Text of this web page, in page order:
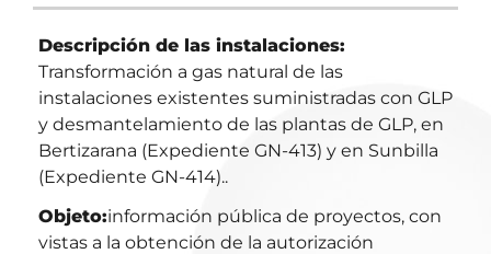
Descripción de las instalaciones:
Transformación a gas natural de las
instalaciones existentes suministradas con GLP
y desmantelamiento de las plantas de GLP, en
Bertizarana (Expediente GN-413) y en Sunbilla
(Expediente GN-414)..
Objeto:información pública de proyectos, con
vistas a la obtención de la autorización